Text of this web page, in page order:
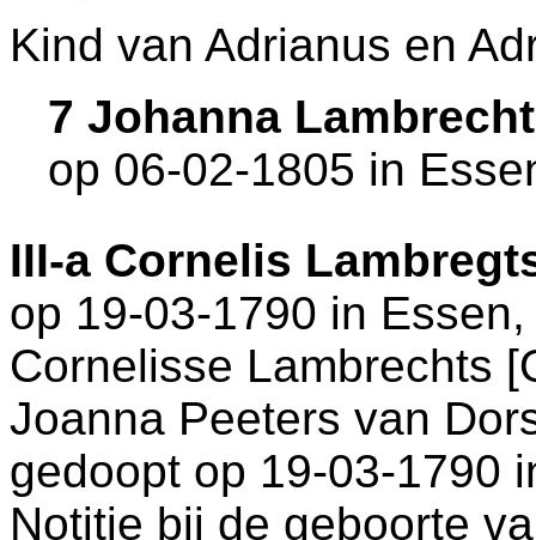
Kind van Adrianus en
7 Johanna
op 06-02-1805 in
III-a Cornelis
op 19-03-1790 in Essen
Cornelisse Lambrechts
Joanna Peeters van
gedoopt op 19-03-1790
Notitie bij de geboorte